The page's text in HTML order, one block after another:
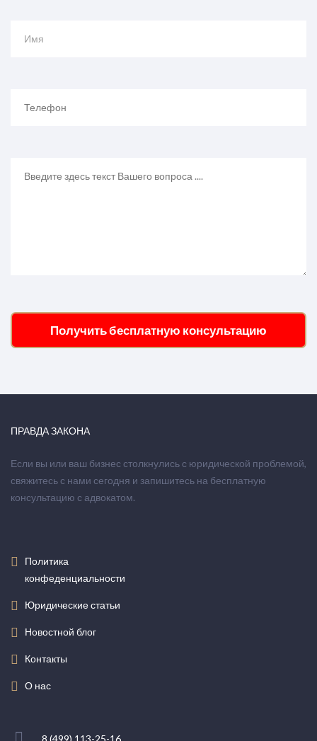
Имя
Получить бесплатную консультацию
ПРАВДА ЗАКОНА
Если вы или ваш бизнес столкнулись с юридической проблемой,
свяжитесь с нами сегодня и запишитесь на бесплатную
консультацию с адвокатом.
Политика
конфеденциальности
Юридические статьи
Новостной блог
Контакты
О нас
8 (499) 113-25-16